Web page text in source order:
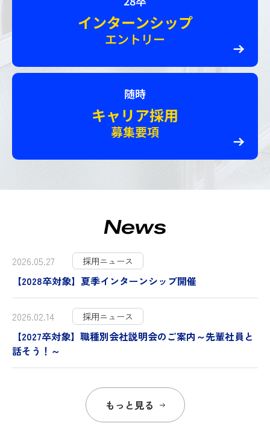
インターンシップ
エントリー
随時
キャリア採用
募集要項
News
2026.05.27 採用ニュース
【2028卒対象】夏季インターンシップ開催
2026.02.14 採用ニュース
【2027卒対象】職種別会社説明会のご案内～先輩社員と
話そう！～
もっと見る